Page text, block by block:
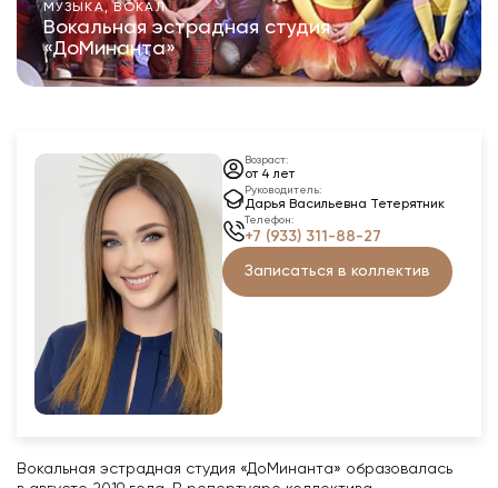
МУЗЫКА, ВОКАЛ
Вокальная эстрадная студия
«ДоМинанта»
Возраст:
от 4 лет
Руководитель:
Дарья Васильевна Тетерятник
Телефон:
+7 (933) 311-88-27
Записаться в коллектив
Вокальная эстрадная студия «ДоМинанта» образовалась